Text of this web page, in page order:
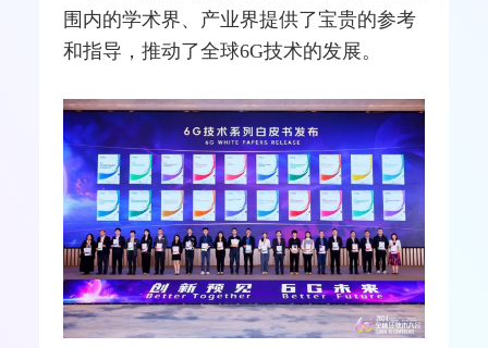
围内的学术界、产业界提供了宝贵的参考
和指导，推动了全球6G技术的发展。